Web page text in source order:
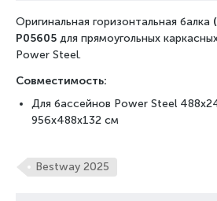
Оригинальная горизонтальная балка
P05605 для прямоугольных
Power Steel.
Совместимость:
Для бассейнов Power Steel
956х488х132 см
Bestway 2025